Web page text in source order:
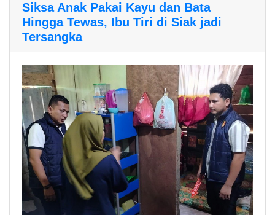
Siksa Anak Pakai Kayu dan Bata
Hingga Tewas, Ibu Tiri di Siak jadi
Tersangka